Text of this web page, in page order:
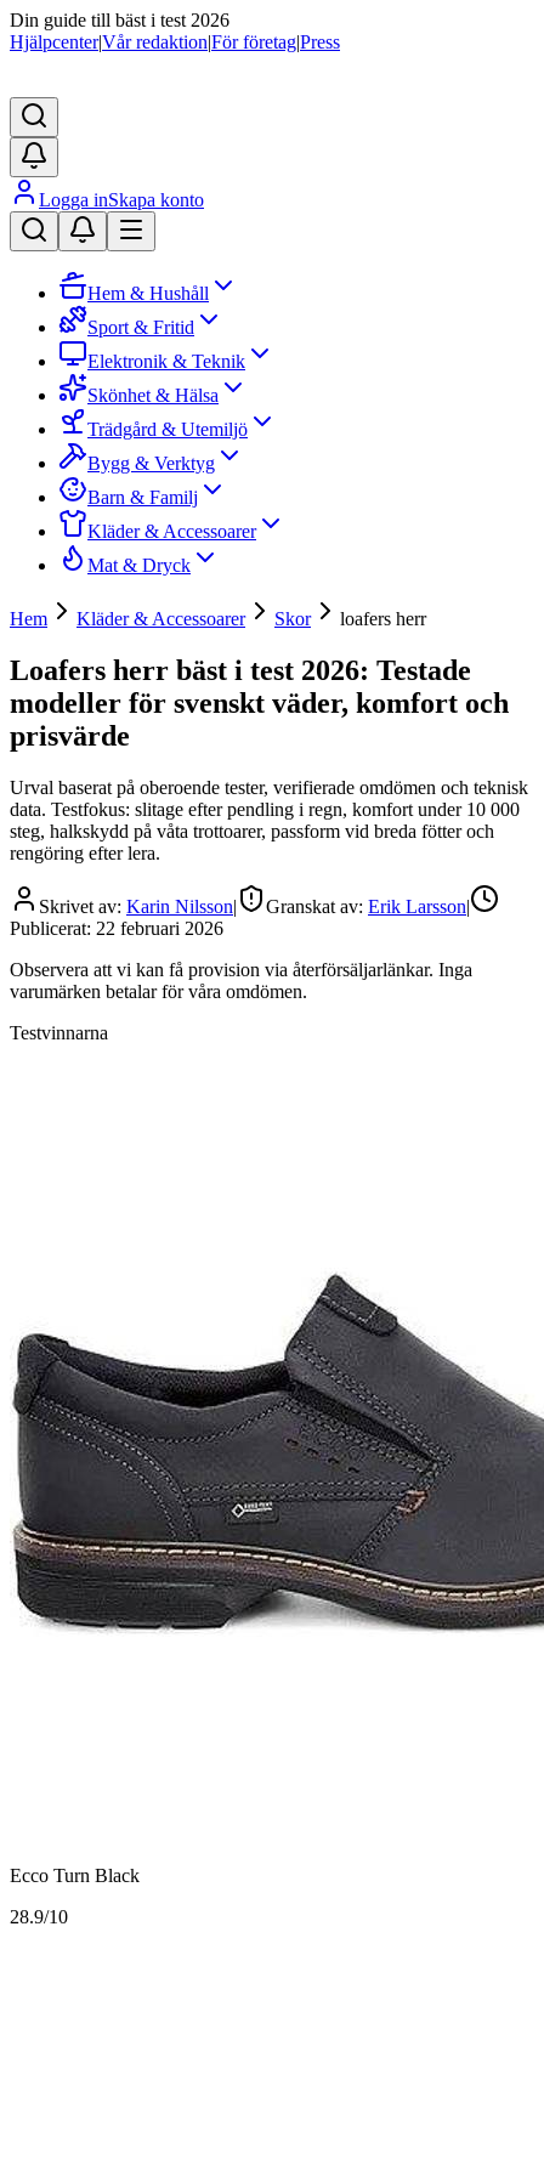
Din guide till bäst i test 2026
Hjälpcenter|Vår redaktion|För företag|Press
Logga inSkapa konto
Hem & Hushåll
Sport & Fritid
Elektronik & Teknik
Skönhet & Hälsa
Trädgård & Utemiljö
Bygg & Verktyg
Barn & Familj
Kläder & Accessoarer
Mat & Dryck
Hem Kläder & Accessoarer Skor loafers herr
Loafers herr bäst i test 2026: Testade
modeller för svenskt väder, komfort och
prisvärde
Urval baserat på oberoende tester, verifierade omdömen och teknisk
data. Testfokus: slitage efter pendling i regn, komfort under 10 000
steg, halkskydd på våta trottoarer, passform vid breda fötter och
rengöring efter lera.
Skrivet av: Karin Nilsson| Granskat av: Erik Larsson|
Publicerat: 22 februari 2026
Observera att vi kan få provision via återförsäljarlänkar. Inga
varumärken betalar för våra omdömen.
Testvinnarna
Ecco Turn Black
28.9/10